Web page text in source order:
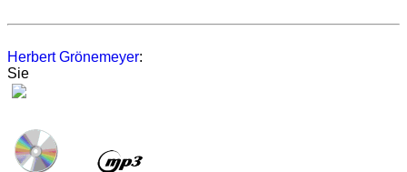
Herbert Grönemeyer:
Sie